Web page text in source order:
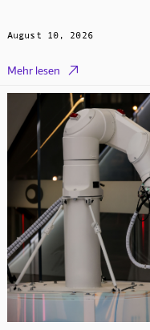
August 10, 2026
Mehr lesen 